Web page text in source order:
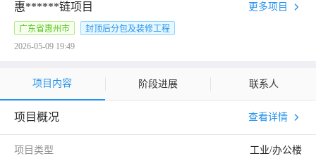
惠******链项目 更多项目
广东省惠州市
封顶后分包及装修工程
2026-05-09 19:49
项目内容 阶段进展 联系人
项目概况 查看详情
项目类型 工业/办公楼